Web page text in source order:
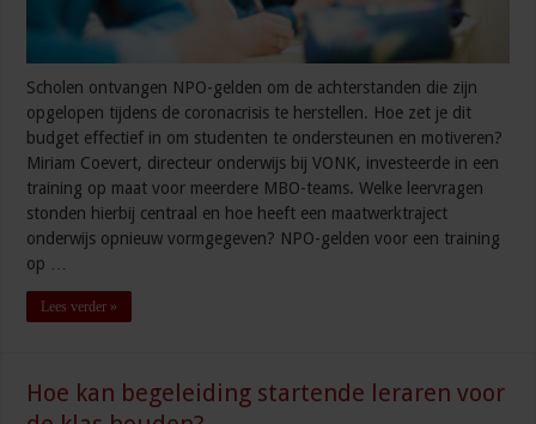
Scholen ontvangen NPO-gelden om de achterstanden die zijn
opgelopen tijdens de coronacrisis te herstellen. Hoe zet je dit
budget effectief in om studenten te ondersteunen en motiveren?
Miriam Coevert, directeur onderwijs bij VONK, investeerde in een
training op maat voor meerdere MBO-teams. Welke leervragen
stonden hierbij centraal en hoe heeft een maatwerktraject
onderwijs opnieuw vormgegeven? NPO-gelden voor een training
op …
Lees verder »
Hoe kan begeleiding startende leraren voor